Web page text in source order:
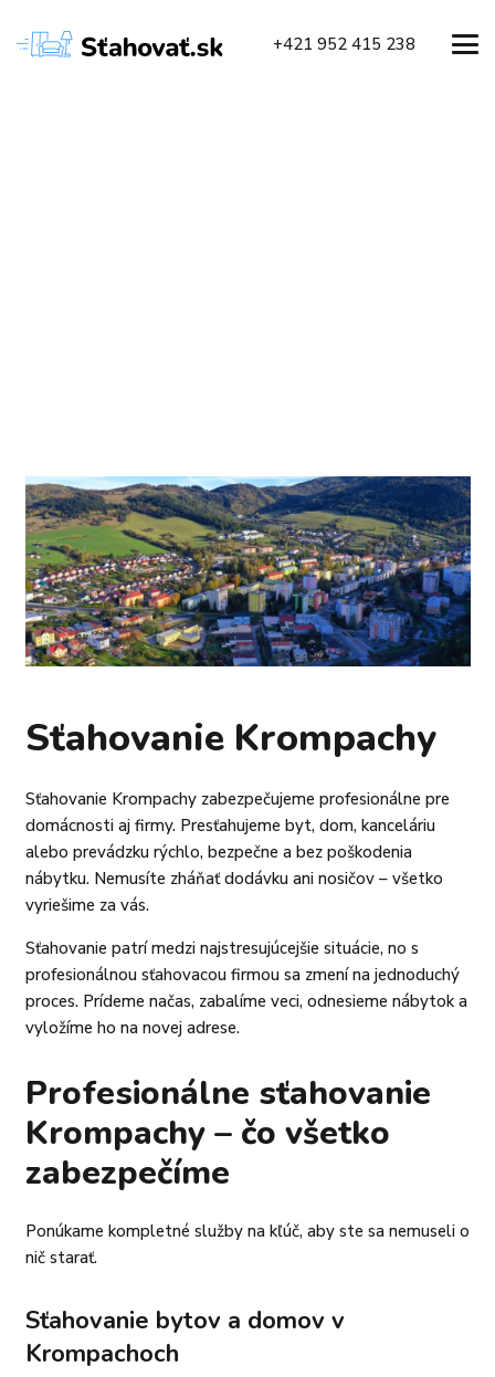
+421 952 415 238
Sťahovanie Krompachy
Sťahovanie Krompachy zabezpečujeme profesionálne pre
domácnosti aj firmy. Presťahujeme byt, dom, kanceláriu
alebo prevádzku rýchlo, bezpečne a bez poškodenia
nábytku. Nemusíte zháňať dodávku ani nosičov – všetko
vyriešime za vás.
Sťahovanie patrí medzi najstresujúcejšie situácie, no s
profesionálnou sťahovacou firmou sa zmení na jednoduchý
proces. Prídeme načas, zabalíme veci, odnesieme nábytok a
vyložíme ho na novej adrese.
Profesionálne sťahovanie
Krompachy – čo všetko
zabezpečíme
Ponúkame kompletné služby na kľúč, aby ste sa nemuseli o
nič starať.
Sťahovanie bytov a domov v
Krompachoch